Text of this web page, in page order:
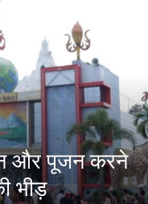
और पूजन करने
भीड़